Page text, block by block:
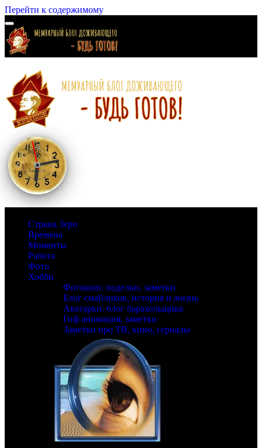
Перейти к содержимому
Страна Зеро
Времена
Моменты
Работа
Фото
Хобби
Фотошоп: поделки, заметки
Блог смайликов, история и жизнь
Аватарки: блог барахольщика
Гиф анимация, заметки
Заметки про ТВ, кино, сериалы